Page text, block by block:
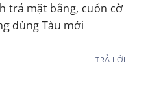
trả mặt bằng, cuốn cờ
dùng Tàu mới
TRẢ LỜI